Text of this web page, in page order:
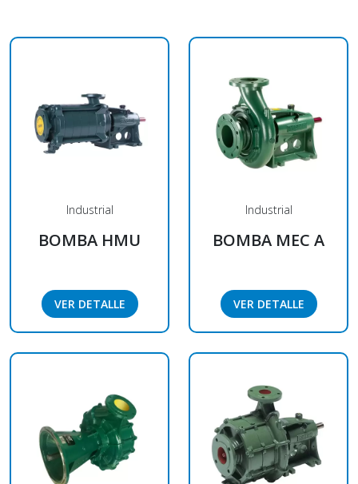
Industrial
BOMBA HMU
VER DETALLE
Industrial
BOMBA MEC A
VER DETALLE